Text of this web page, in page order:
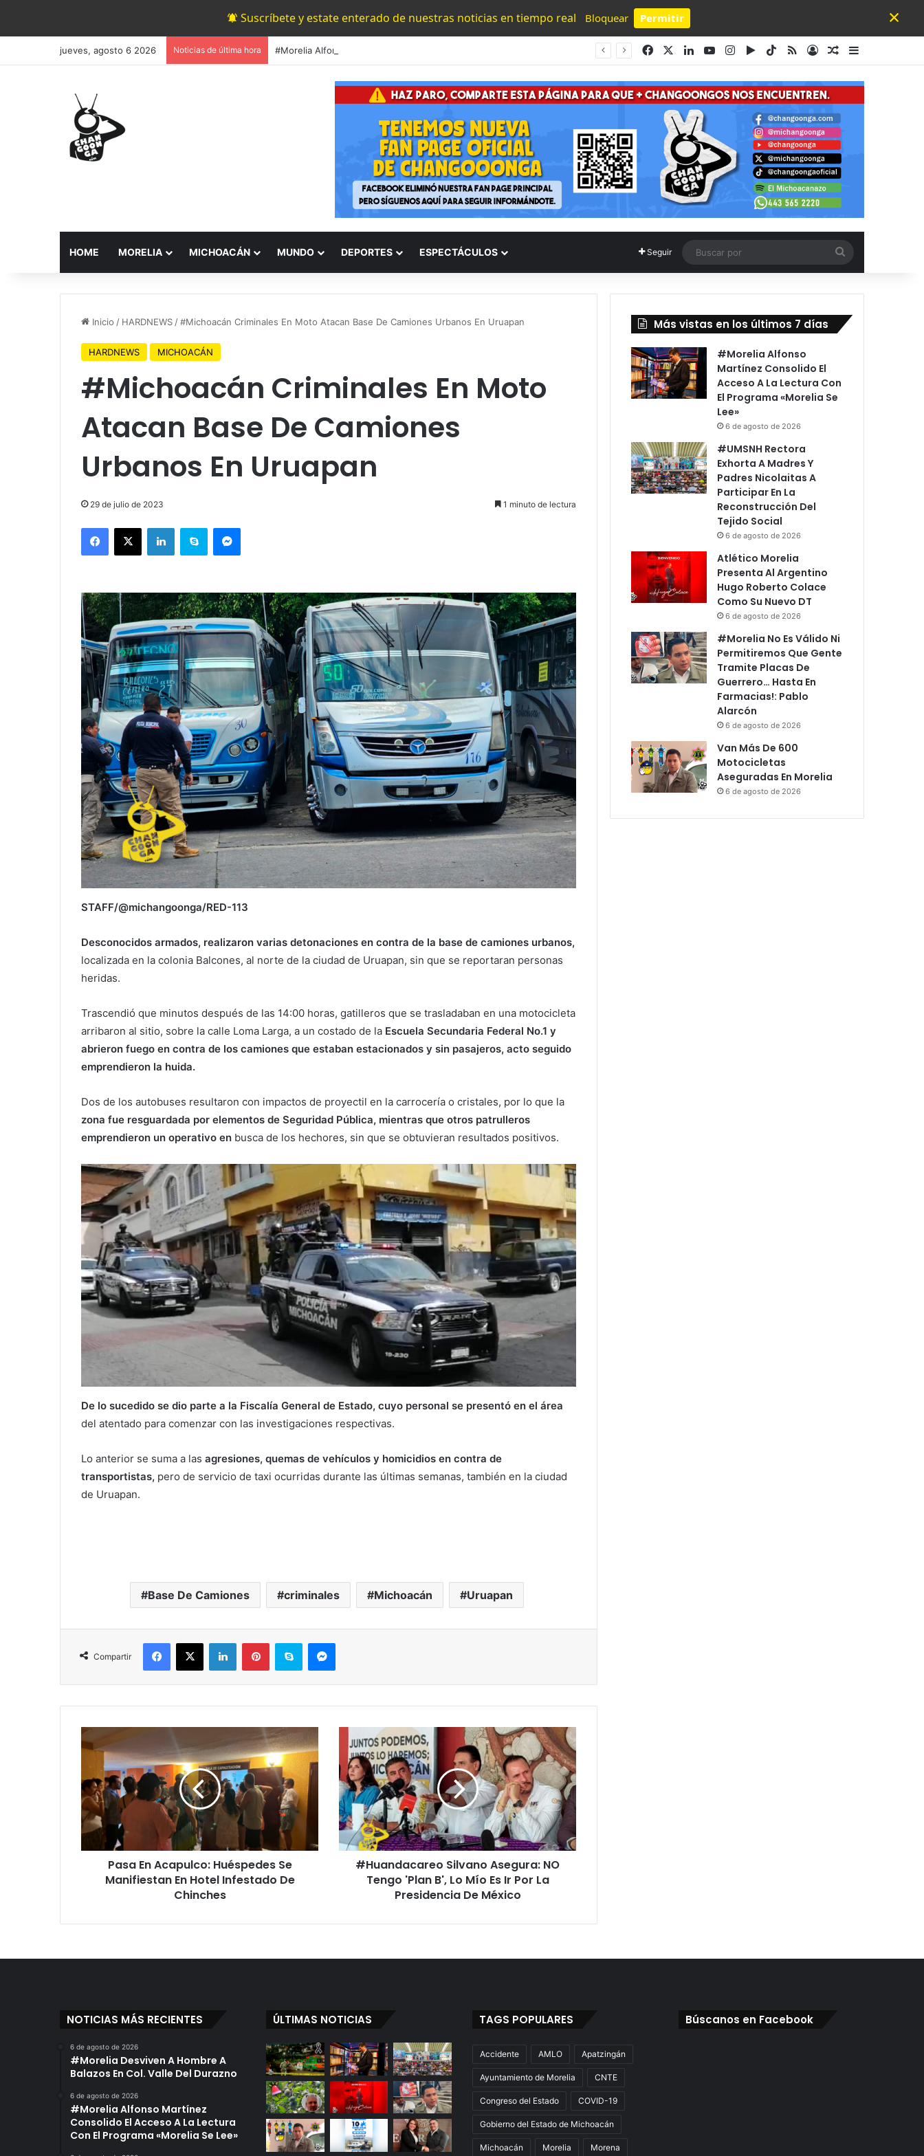
Suscríbete y estate enterado de nuestras noticias en tiempo real Bloquear Permitir
Powered by SendPulse
×
jueves, agosto 6 2026 Noticias de última hora FacebookLinkedInYouTubeInstagram
Google Play
TikTok
RSSAccesoPublicación al
Barra lateral
HOME MORELIA MICHOACÁN MUNDO DEPORTES ESPECTÁCULOS Seguir
por
Inicio / HARDNEWS /#Michoacán Criminales En Moto Atacan Base De Camiones Urbanos En Uruapan
HARDNEWS MICHOACÁN
#Michoacán Criminales En Moto
Atacan Base De Camiones
Urbanos En Uruapan
29 de julio de 2023 1 minuto de lectura
Facebook
X LinkedInSkype Messenger
STAFF/@michangoonga/RED-113
Desconocidos armados, realizaron varias detonaciones en contra de la base de camiones urbanos,
localizada en la colonia Balcones, al norte de la ciudad de Uruapan, sin que se reportaran personas
heridas.
Trascendió que minutos después de las 14:00 horas, gatilleros que se trasladaban en una motocicleta
arribaron al sitio, sobre la calle Loma Larga, a un costado de la Escuela Secundaria Federal No.1 y
abrieron fuego en contra de los camiones que estaban estacionados y sin pasajeros, acto seguido
emprendieron la huida.
Dos de los autobuses resultaron con impactos de proyectil en la carrocería o cristales, por lo que la
zona fue resguardada por elementos de Seguridad Pública, mientras que otros patrulleros
emprendieron un operativo en busca de los hechores, sin que se obtuvieran resultados positivos.
De lo sucedido se dio parte a la Fiscalía General de Estado, cuyo personal se presentó en el área
del atentado para comenzar con las investigaciones respectivas.
Lo anterior se suma a las agresiones, quemas de vehículos y homicidios en contra de
transportistas, pero de servicio de taxi ocurridas durante las últimas semanas, también en la ciudad
de Uruapan.
Base De Camiones criminales Michoacán Uruapan
Compartir
Facebook
X LinkedInPinterestSkype Messenger
Pasa
En
Acapulco:
Huéspedes
Se
Manifiestan
En
Hotel
Infestado
Chinches
Pasa En Acapulco: Huéspedes Se
Manifiestan En Hotel Infestado De
Chinches
#Huandacareo
Silvano
Asegura:
NO
Tengo
'Plan
B',
Lo
Mío
#Huandacareo Silvano Asegura: NO
Tengo 'Plan B', Lo Mío Es Ir Por La
Presidencia De México
Más vistas en los últimos 7 días
#Morelia Alfonso
Martínez Consolido El
Acceso A La Lectura Con
El Programa «Morelia Se
Lee»
6 de agosto de 2026
#UMSNH Rectora
Exhorta A Madres Y
Padres Nicolaitas A
Participar En La
Reconstrucción Del
Tejido Social
6 de agosto de 2026
Atlético Morelia
Presenta Al Argentino
Hugo Roberto Colace
Como Su Nuevo DT
6 de agosto de 2026
#Morelia No Es Válido Ni
Permitiremos Que Gente
Tramite Placas De
Guerrero… Hasta En
Farmacias!: Pablo
Alarcón
6 de agosto de 2026
Van Más De 600
Motocicletas
Aseguradas En Morelia
6 de agosto de 2026
NOTICIAS MÁS RECIENTES
6 de agosto de 2026
#Morelia Desviven A Hombre A
Balazos En Col. Valle Del Durazno
6 de agosto de 2026
#Morelia Alfonso Martínez
Consolido El Acceso A La Lectura
Con El Programa «Morelia Se Lee»
ÚLTIMAS NOTICIAS TAGS POPULARES
Accidente AMLO Apatzingán
Ayuntamiento de Morelia CNTE
Congreso del Estado COVID-19
Gobierno del Estado de Michoacán
Michoacán Morelia Morena
Búscanos en Facebook